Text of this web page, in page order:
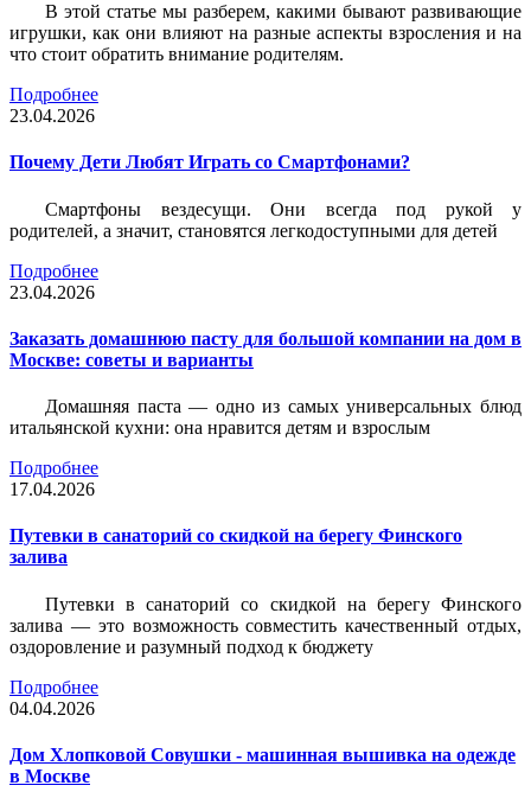
В этой статье мы разберем, какими бывают развивающие
игрушки, как они влияют на разные аспекты взросления и на
что стоит обратить внимание родителям.
Подробнее
23.04.2026
Почему Дети Любят Играть со Смартфонами?
Смартфоны вездесущи. Они всегда под рукой у
родителей, а значит, становятся легкодоступными для детей
Подробнее
23.04.2026
Заказать домашнюю пасту для большой компании на дом в
Москве: советы и варианты
Домашняя паста — одно из самых универсальных блюд
итальянской кухни: она нравится детям и взрослым
Подробнее
17.04.2026
Путевки в санаторий со скидкой на берегу Финского
залива
Путевки в санаторий со скидкой на берегу Финского
залива — это возможность совместить качественный отдых,
оздоровление и разумный подход к бюджету
Подробнее
04.04.2026
Дом Хлопковой Совушки - машинная вышивка на одежде
в Москве